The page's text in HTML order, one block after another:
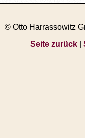
© Otto Harrassowitz
Seite zurück|